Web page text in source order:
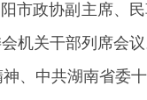
市政协副主席、
机关干部列席会议
、中共湖南省委